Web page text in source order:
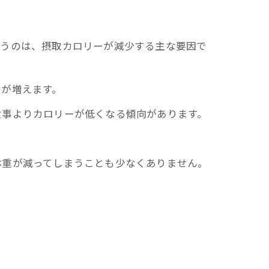
のは、摂取カロリーが減少する主な要因で
増えます。
りカロリーが低くなる傾向があります。
減ってしまうことも少なくありません。